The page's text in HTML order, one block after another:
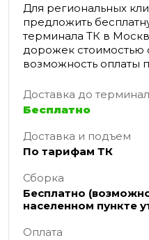
Для региональных
предложить
терминала ТК в
дорожек стоимостью
возможность оплаты
Доставка до
Бесплатно
Доставка и подъем
По тарифам ТК
Сборка
Бесплатно
населенном пункте
Оплата